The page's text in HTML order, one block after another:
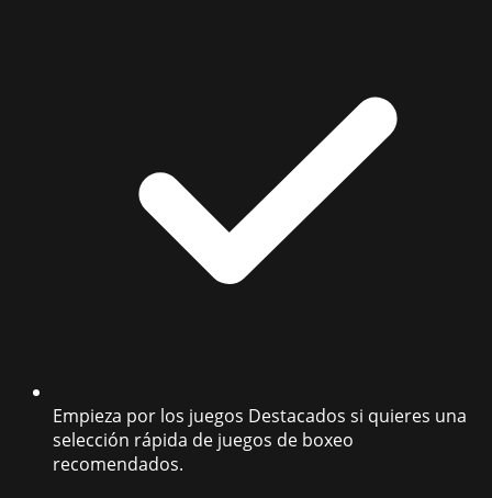
Empieza por los juegos Destacados si quieres una
selección rápida de juegos de boxeo
recomendados.